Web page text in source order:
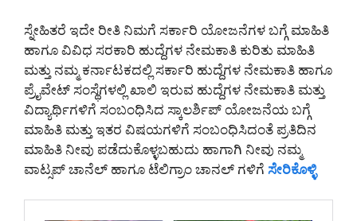
ಸ್ನೇಹಿತರೆ ಇದೇ ರೀತಿ ನಿಮಗೆ ಸರ್ಕಾರಿ ಯೋಜನೆಗಳ ಬಗ್ಗೆ ಮಾಹಿತಿ
ಹಾಗೂ ವಿವಿಧ ಸರಕಾರಿ ಹುದ್ದೆಗಳ ನೇಮಕಾತಿ ಕುರಿತು ಮಾಹಿತಿ
ಮತ್ತು ನಮ್ಮ ಕರ್ನಾಟಕದಲ್ಲಿ ಸರ್ಕಾರಿ ಹುದ್ದೆಗಳ ನೇಮಕಾತಿ ಹಾಗೂ
ಪ್ರೈವೇಟ್ ಸಂಸ್ಥೆಗಳಲ್ಲಿ ಖಾಲಿ ಇರುವ ಹುದ್ದೆಗಳ ನೇಮಕಾತಿ ಮತ್ತು
ವಿದ್ಯಾರ್ಥಿಗಳಿಗೆ ಸಂಬಂಧಿಸಿದ ಸ್ಕಾಲರ್ಶಿಪ್ ಯೋಜನೆಯ ಬಗ್ಗೆ
ಮಾಹಿತಿ ಮತ್ತು ಇತರ ವಿಷಯಗಳಿಗೆ ಸಂಬಂಧಿಸಿದಂತೆ ಪ್ರತಿದಿನ
ಮಾಹಿತಿ ನೀವು ಪಡೆದುಕೊಳ್ಳಬಹುದು ಹಾಗಾಗಿ ನೀವು ನಮ್ಮ
ವಾಟ್ಸಪ್ ಚಾನೆಲ್ ಹಾಗೂ ಟೆಲಿಗ್ರಾಂ ಚಾನಲ್ ಗಳಿಗೆ ಸೇರಿಕೊಳ್ಳಿ